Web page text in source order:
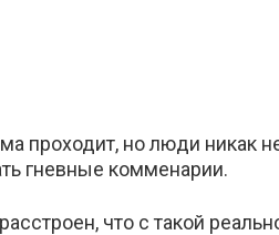
проходит, но люди никак
гневные комменарии.
что с такой